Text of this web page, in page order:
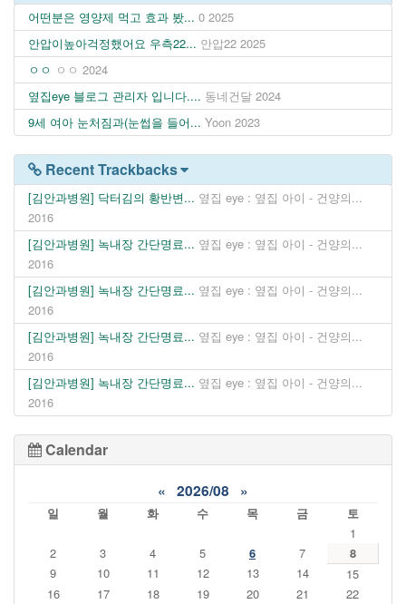
어떤분은 영양제 먹고 효과 봤... 0 2025
안압이높아걱정했어요 우측22... 안압22 2025
ㅇㅇ ㅇㅇ 2024
옆집eye 블로그 관리자 입니다.... 동네건달 2024
9세 여아 눈처짐과(눈썹을 들어... Yoon 2023
Recent Trackbacks
[김안과병원] 닥터김의 황반변... 옆집 eye : 옆집 아이 - 건양의...
2016
[김안과병원] 녹내장 간단명료... 옆집 eye : 옆집 아이 - 건양의...
2016
[김안과병원] 녹내장 간단명료... 옆집 eye : 옆집 아이 - 건양의...
2016
[김안과병원] 녹내장 간단명료... 옆집 eye : 옆집 아이 - 건양의...
2016
[김안과병원] 녹내장 간단명료... 옆집 eye : 옆집 아이 - 건양의...
2016
Calendar
« 2026/08 »
일 월 화 수 목 금
토
1
2
3 4 5 6 7
8
9
10 11 12 13 14
15
16
17 18 19 20 21
22